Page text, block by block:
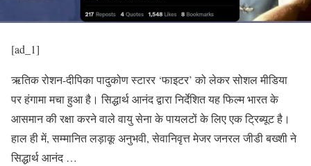
[ad_1]
ऋतिक रोशन-दीपिका पादुकोण स्टारर ‘फाइटर’ को लेकर सोशल मीडिया
पर हंगामा मचा हुआ है। सिद्धार्थ आनंद द्वारा निर्देशित यह फिल्म भारत के
आसमान की रक्षा करने वाले वायु सेना के पायलटों के लिए एक ट्रिब्यूट है।
हाल ही में, सम्मानित लड़ाकू अनुभवी, सेवानिवृत्त मेजर जनरल जीडी बख्शी ने
सिद्धार्थ आनंद …